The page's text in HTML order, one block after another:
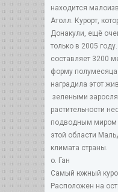
находится
Атолл. Курорт,
Донакули, ещё
только в 2005
составляет 3200
форму
наградила этот
зелеными
растительности
подводным миром
этой области
климата страны.
о. Ган
Самый южный
Расположен на